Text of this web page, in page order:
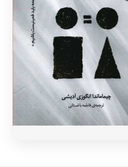
ادبیات آلمان
ادبیات ترکیه
ادبیات آسیا
سایر کشورهای اروپا
ادبیات
جستار و مقاله